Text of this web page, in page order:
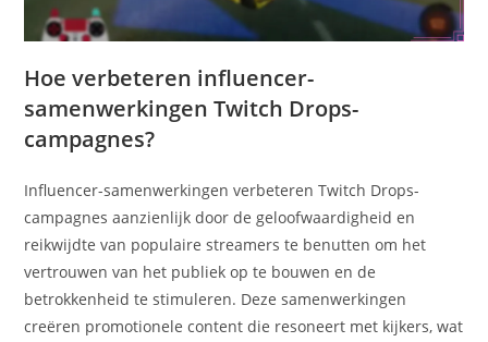
Hoe verbeteren influencer-
samenwerkingen Twitch Drops-
campagnes?
Influencer-samenwerkingen verbeteren Twitch Drops-
campagnes aanzienlijk door de geloofwaardigheid en
reikwijdte van populaire streamers te benutten om het
vertrouwen van het publiek op te bouwen en de
betrokkenheid te stimuleren. Deze samenwerkingen
creëren promotionele content die resoneert met kijkers, wat